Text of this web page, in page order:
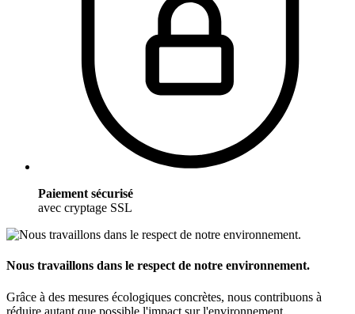
Paiement sécurisé
avec cryptage SSL
Nous travaillons dans le respect de notre environnement.
Grâce à des mesures écologiques concrètes, nous contribuons à
réduire autant que possible l'impact sur l'environnement.